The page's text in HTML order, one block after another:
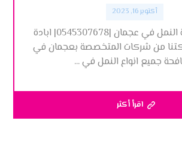
أكتوبر 16, 2023
شركة مكافحة النمل في عجمان |0545307678| ابادة
من شركات المتخصصة بعجمان في
جميع انواع النمل في ...
اقرأ أكثر